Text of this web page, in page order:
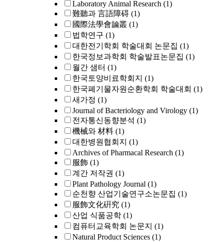
Laboratory Animal Research (1)
難聽과 言語障碍 (1)
國際法學會論叢 (1)
법학연구 (1)
대한전기학회 학술대회 논문집 (1)
한국정보과학회 학술발표논문집 (1)
월간 샘터 (1)
한국토양비료학회지 (1)
한국폐기물자원순환학회 학술대회 (1)
새가정 (1)
Journal of Bacteriology and Virology (1)
전자통신동향분석 (1)
機械와 材料 (1)
대한병원협회지 (1)
Archives of Pharmacal Research (1)
服飾 (1)
계간 저작권 (1)
Plant Pathology Journal (1)
순천향 산업기술연구소논문집 (1)
服飾文化硏究 (1)
산업 식품공학 (1)
컴퓨터교육학회 논문지 (1)
Natural Product Sciences (1)